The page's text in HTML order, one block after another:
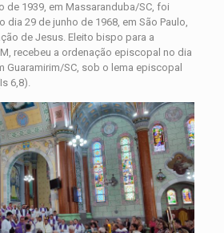
de 1939, em Massaranduba/SC, foi
dia 29 de junho de 1968, em São Paulo,
de Jesus. Eleito bispo para a
recebeu a ordenação episcopal no dia
Guaramirim/SC, sob o lema episcopal
6,8).